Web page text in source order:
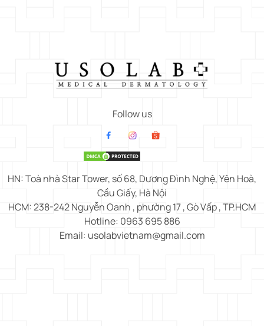
Follow us
HN: Toà nhà Star Tower, số 68, Dương Đình Nghệ, Yên Hoà,
Cầu Giấy, Hà Nội
HCM: 238-242 Nguyễn Oanh , phường 17 , Gò Vấp , TP.HCM
Hotline: 0963 695 886
Email: usolabvietnam@gmail.com